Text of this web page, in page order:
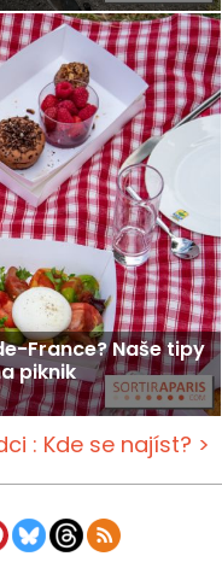
France? Naše tipy
piknik
: Kde se najíst? >